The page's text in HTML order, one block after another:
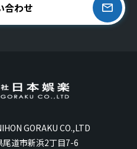
合わせ
GORAKU CO.,LTD
道市新浜2丁目7-6